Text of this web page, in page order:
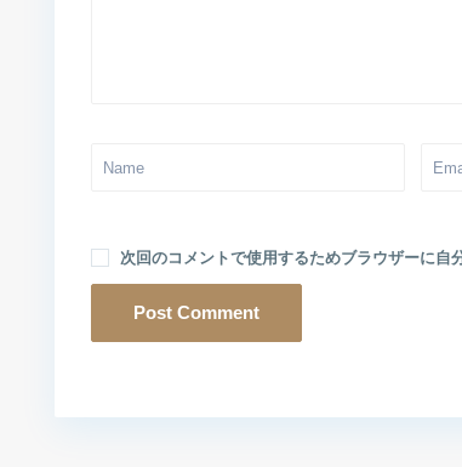
次回のコメントで使用するためブラウザーに自